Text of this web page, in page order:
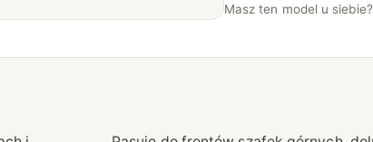
a
S
Masz ten model u siebie?